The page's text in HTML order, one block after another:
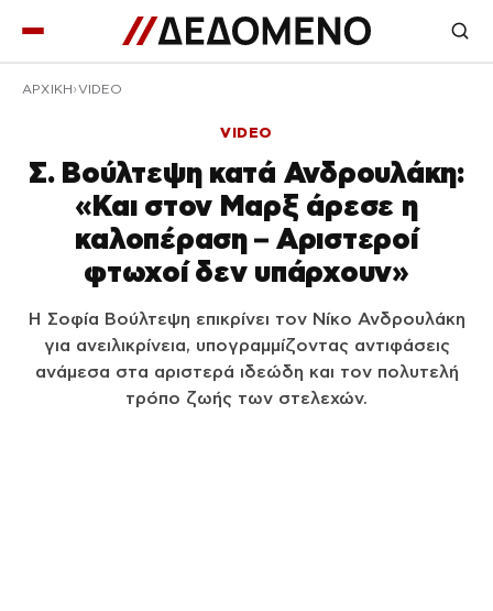
ΑΡΧΙΚΉ VIDEO
VIDEO
Σ. Βούλτεψη κατά Ανδρουλάκη:
«Και στον Μαρξ άρεσε η
καλοπέραση – Αριστεροί
φτωχοί δεν υπάρχουν»
Η Σοφία Βούλτεψη επικρίνει τον Νίκο Ανδρουλάκη
για ανειλικρίνεια, υπογραμμίζοντας αντιφάσεις
ανάμεσα στα αριστερά ιδεώδη και τον πολυτελή
τρόπο ζωής των στελεχών.